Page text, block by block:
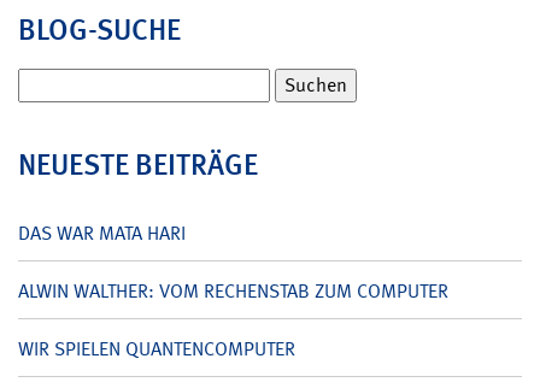
BLOG-SUCHE
nach:
NEUESTE BEITRÄGE
DAS WAR MATA HARI
ALWIN WALTHER: VOM RECHENSTAB ZUM COMPUTER
WIR SPIELEN QUANTENCOMPUTER